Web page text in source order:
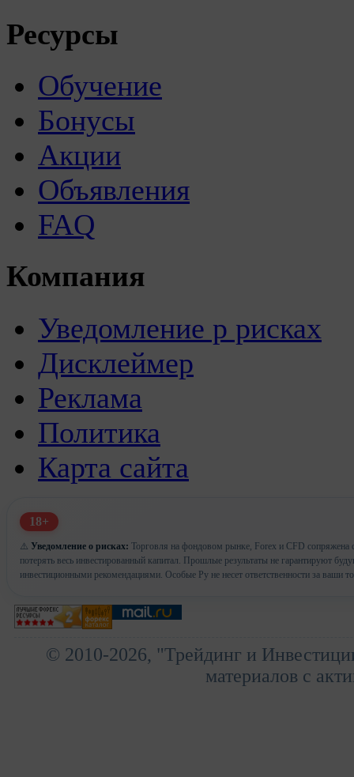
Ресурсы
Обучение
Бонусы
Акции
Объявления
FAQ
Компания
Уведомление р рисках
Дисклеймер
Реклама
Политика
Карта сайта
18+
⚠️ Уведомление о рисках: Торговля на фондовом рынке, Forex и CFD сопряжена
потерять весь инвестированный капитал. Прошлые результаты не гарантируют
инвестиционными рекомендациями. Особые Ру не несет ответственности за ваши
© 2010-2026, "Трейдинг и
материалов с